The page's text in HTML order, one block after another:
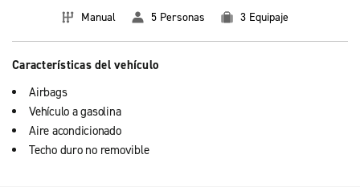
Manual 5 Personas 3 Equipaje
Características del vehículo
Airbags
Vehículo a gasolina
Aire acondicionado
Techo duro no removible